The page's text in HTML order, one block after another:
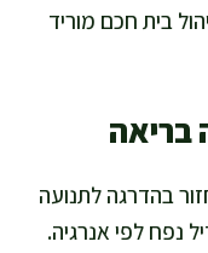
בית חכם מוריד
בריאה
בהדרגה לתנועה
נפח לפי אנרגיה.